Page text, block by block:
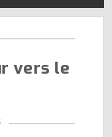
vers le